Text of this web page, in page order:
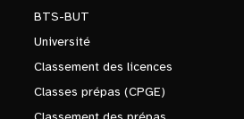
BTS-BUT
Université
Classement des licences
Classes prépas (CPGE)